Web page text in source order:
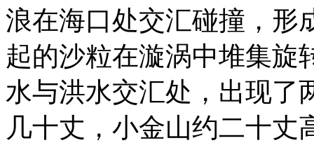
浪在海口处交汇碰撞，形
起的沙粒在漩涡中堆集旋
水与洪水交汇处，出现了
几十丈，小金山约二十丈